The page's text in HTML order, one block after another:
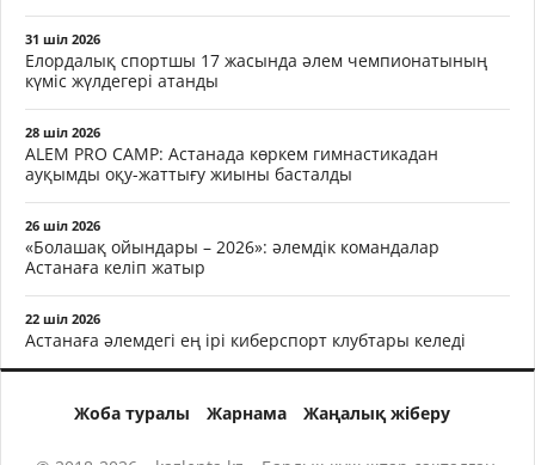
31 шіл 2026
Елордалық спортшы 17 жасында әлем чемпионатының
күміс жүлдегері атанды
28 шіл 2026
ALEM PRO CAMP: Астанада көркем гимнастикадан
ауқымды оқу-жаттығу жиыны басталды
26 шіл 2026
«Болашақ ойындары – 2026»: әлемдік командалар
Астанаға келіп жатыр
22 шіл 2026
Астанаға әлемдегі ең ірі киберспорт клубтары келеді
Жоба туралы Жарнама Жаңалық жіберу